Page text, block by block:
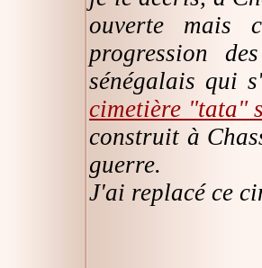
ouverte mais
progression
sénégalais qui
cimetière "tata"
construit à
guerre.
J'ai replacé ce